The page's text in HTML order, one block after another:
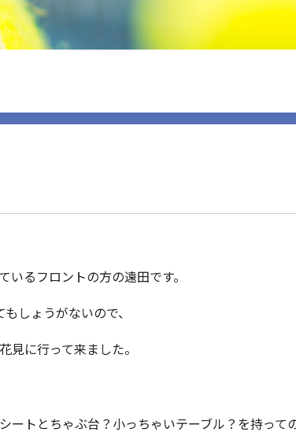
るフロントの方の遠田です。
しょうがないので、
に行って来ました。
トとちゃぶ台？小っちゃいテーブル？を持って